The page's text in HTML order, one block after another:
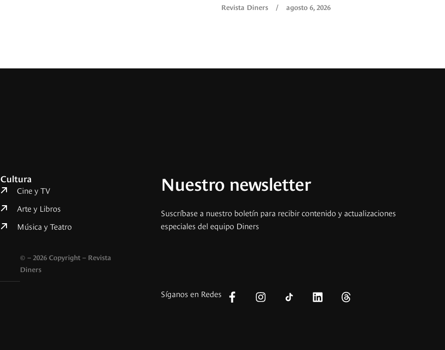
Revista Diners / agosto 6, 2026
Cultura
Cine y TV
Arte y Libros
Música y Teatro
© – 2026 Copyright – Revista
Diners
Nuestro newsletter
Suscríbase a nuestro boletín para recibir contenido y actualizaciones
especiales del equipo Diners
Síganos en Redes